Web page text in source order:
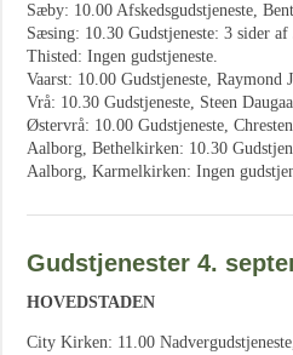
Sæby: 10.00 Afskedsgudstjeneste,
Sæsing: 10.30 Gudstjeneste: 3 sider
Thisted: Ingen gudstjeneste.
Vaarst: 10.00 Gudstjeneste, Raymond
Vrå: 10.30 Gudstjeneste, Steen
Østervrå: 10.00 Gudstjeneste,
Aalborg, Bethelkirken: 10.30
Aalborg, Karmelkirken: Ingen
Gudstjenester 4.
HOVEDSTADEN
City Kirken: 11.00